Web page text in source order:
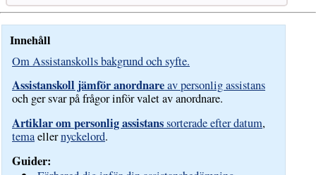
Innehåll
Om Assistanskolls bakgrund och syfte.
Assistanskoll jämför anordnareav personlig assistans
och ger svar på frågor inför valet av anordnare.
Artiklar om personlig assistanssorterade efter datum,
temaellernyckelord.
Guider: